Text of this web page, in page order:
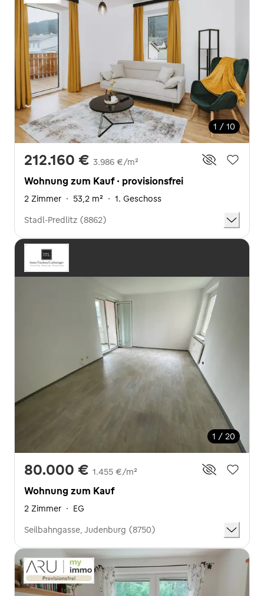
1 / 10
212.160 € 3.986 €/m²
Wohnung zum Kauf · provisionsfrei
2 Zimmer · 53,2 m² · 1. Geschoss
Stadl-Predlitz (8862)
1 / 20
80.000 € 1.455 €/m²
Wohnung zum Kauf
2 Zimmer · EG
Seilbahngasse, Judenburg (8750)